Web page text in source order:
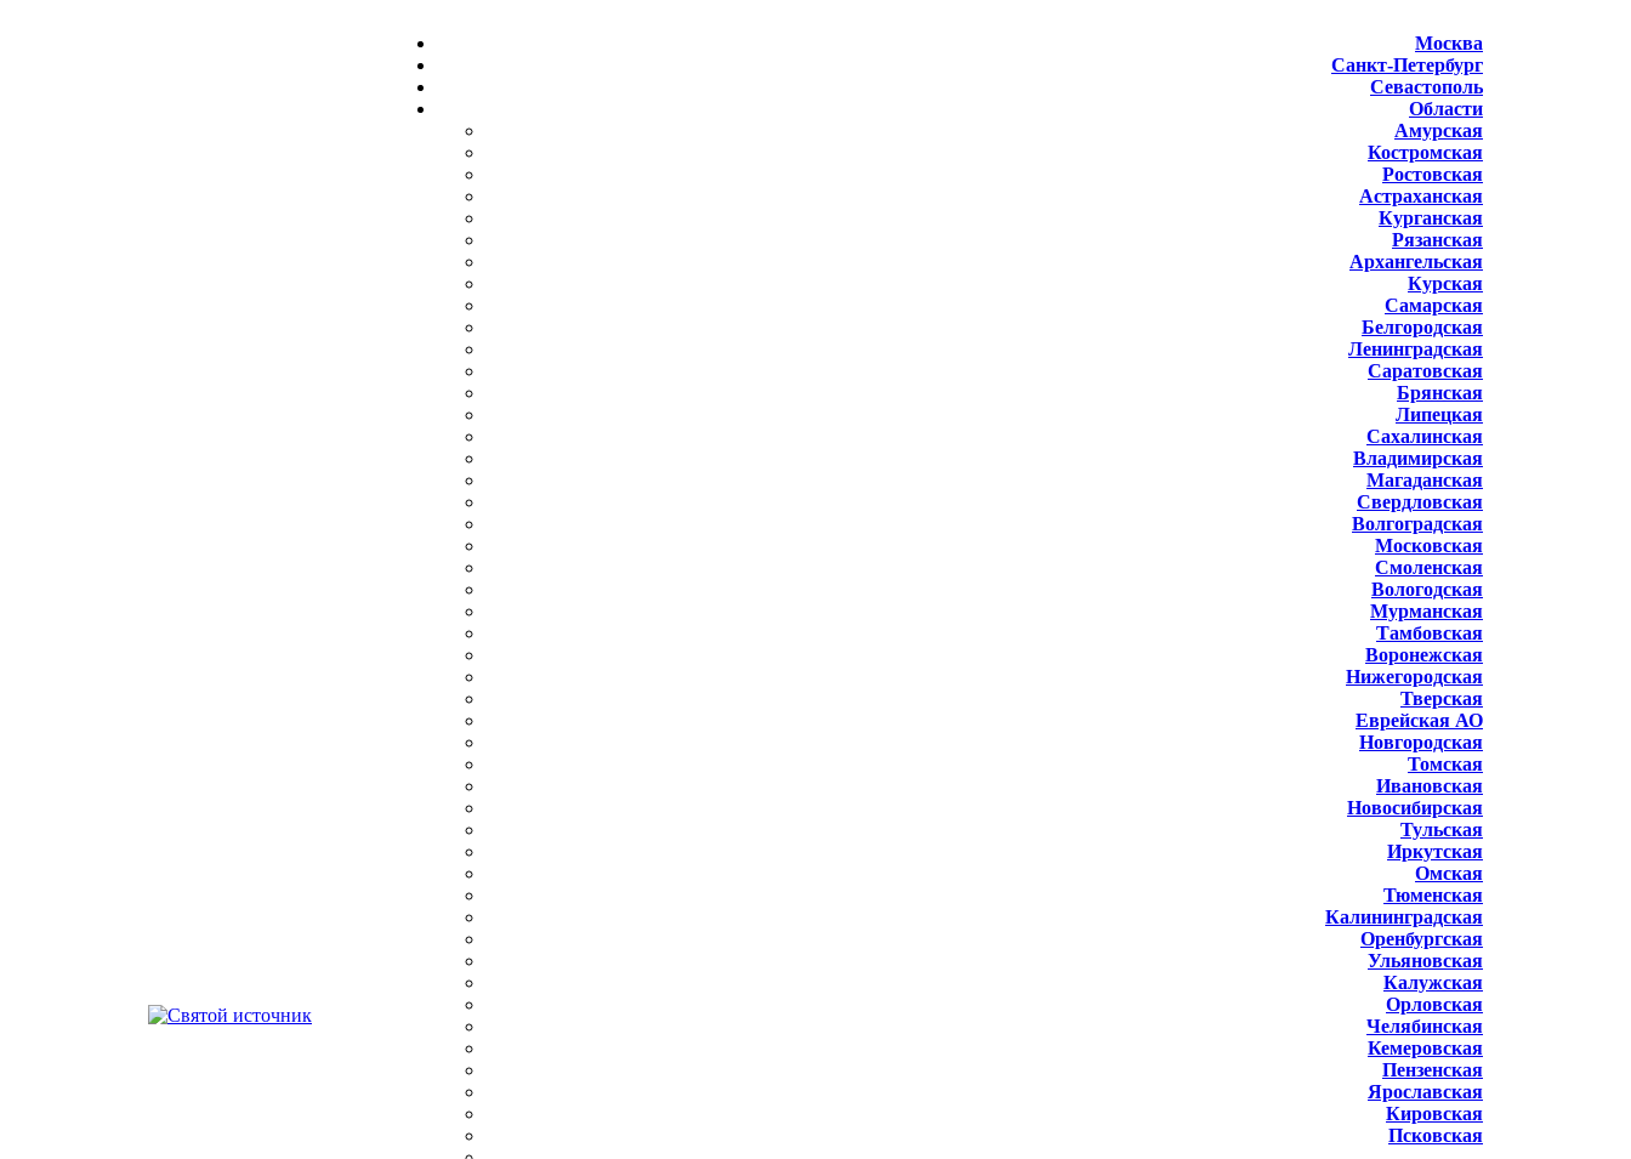
Москва
Санкт-Петербург
Севастополь
Области
Амурская
Костромская
Ростовская
Астраханская
Курганская
Рязанская
Архангельская
Курская
Самарская
Белгородская
Ленинградская
Саратовская
Брянская
Липецкая
Сахалинская
Владимирская
Магаданская
Свердловская
Волгоградская
Московская
Смоленская
Вологодская
Мурманская
Тамбовская
Воронежская
Нижегородская
Тверская
Еврейская АО
Новгородская
Томская
Ивановская
Новосибирская
Тульская
Иркутская
Омская
Тюменская
Калининградская
Оренбургская
Ульяновская
Калужская
Орловская
Челябинская
Кемеровская
Пензенская
Ярославская
Кировская
Псковская